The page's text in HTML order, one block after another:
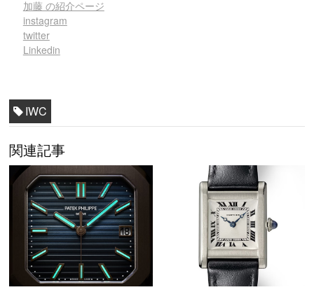
加藤 の紹介ページ
instagram
twitter
Linkedin
IWC
関連記事